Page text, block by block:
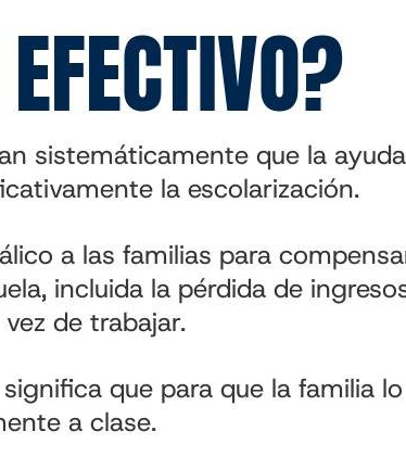
sistemáticamente que la ayuda
la escolarización.
a las familias para
incluida la pérdida de
de trabajar.
que para que la familia lo
a clase.